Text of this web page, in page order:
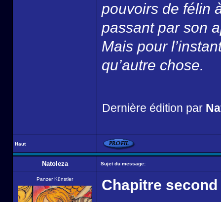
pouvoirs de félin
passant par son
Mais pour
qu’autre chose.
Dernière édition par
Haut
Natoleza Sujet du message:
Panzer Künstler Chapitre second